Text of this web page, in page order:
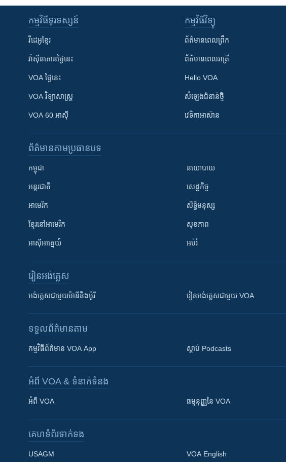
កម្មវិធី​ទូរទស្សន៍
វីដេអូ​ខ្មែរ
វ៉ាស៊ីនតោន​ថ្ងៃ​នេះ
VOA ថ្ងៃនេះ
VOA ​វិទ្យាសាស្ត្រ
VOA 60 អាស៊ី
កម្មវិធី​វិទ្យុ
ព័ត៌មាន​ពេល​ព្រឹក
ព័ត៌មាន​​ពេល​រាត្រី
Hello VOA
សំឡេង​ជំនាន់​ថ្មី
វេទិកា​អាស៊ាន
ព័ត៌មាន​តាមប្រធានបទ​
កម្ពុជា
អន្តរជាតិ
អាមេរិក
ខ្មែរ​នៅអាមេរិក
អាស៊ីអាគ្នេយ៍
នយោបាយ
សេដ្ឋកិច្ច
សិទ្ធិមនុស្ស
សុខភាព
អប់រំ
រៀន​​អង់គ្លេស
អង់គ្លេស​ជាមួយ​ម៉ានី​និង​ម៉ូរី រៀន​​​​​​អង់គ្លេស​​ជាមួយ VOA
ទទួល​ព័ត៌មាន​តាម
កម្មវិធី​ព័ត៌មាន VOA App ស្តាប់ Podcasts
អំពី​ VOA & ទំនាក់ទំនង
អំពី​ VOA ធម្មនុញ្ញ​នៃ VOA
គេហទំព័រ​​ទាក់ទង
USAGM VOA English